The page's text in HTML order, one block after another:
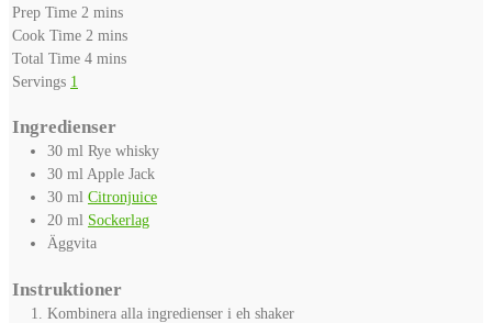
Prep Time 2 minutes
mins
Cook Time 2 minutes
mins
Total Time 4minutes
mins
Servings 1
Ingredienser
30 ml Rye whisky
30 mlApple Jack
30 ml Citronjuice
20 ml Sockerlag
Äggvita
Instruktioner
Kombinera alla ingredienser i eh shaker